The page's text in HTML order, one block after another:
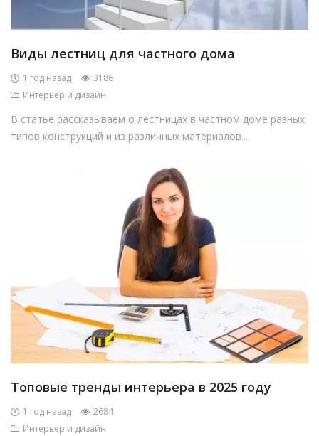
Виды лестниц для частного дома
1 год назад
3186
Интерьер и дизайн
В статье рассказываем о лестницах в частном доме разных
типов конструкций и из различных материалов....
Топовые тренды интерьера в 2025 году
1 год назад
2684
Интерьер и дизайн